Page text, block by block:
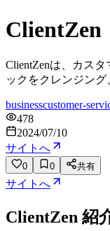
ClientZen
ClientZenは、カス
ックをクレンジング
businesscustomer-
478
2024/07/10
サイトへ
0 0 共有
サイトへ
ClientZen 紹